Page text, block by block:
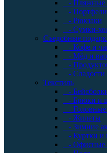
- Пляжные
- Портфели
- Рюкзаки
- Сумки-
Съедобные
- Кофе и
- Мёд и
-
- Сладости
Текстиль
-
- Брюки и
-
- Жилеты
- Зимние
- Куртки и
- Офисные